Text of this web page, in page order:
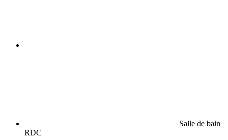
Salle de bain
RDC